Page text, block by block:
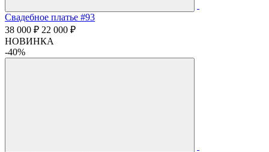
Свадебное платье #93
38 000 ₽ 22 000 ₽
НОВИНКА
-40%